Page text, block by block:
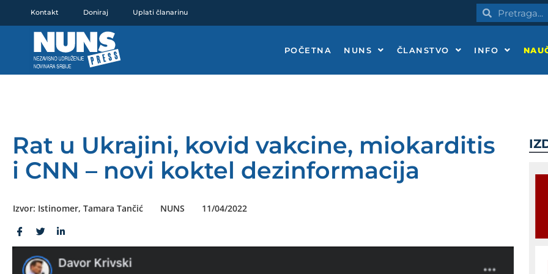
Kontakt Doniraj Uplati članarinu PretragaPretraga
POČETNA NUNS ČLANSTVO INFO
Rat u Ukrajini, kovid vakcine, miokarditis
i CNN – novi koktel dezinformacija
Izvor: Istinomer, Tamara Tančić NUNS 11/04/2022